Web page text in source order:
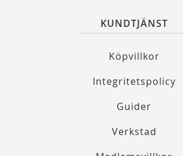
KUNDTJÄNST
Köpvillkor
Integritetspolicy
Guider
Verkstad